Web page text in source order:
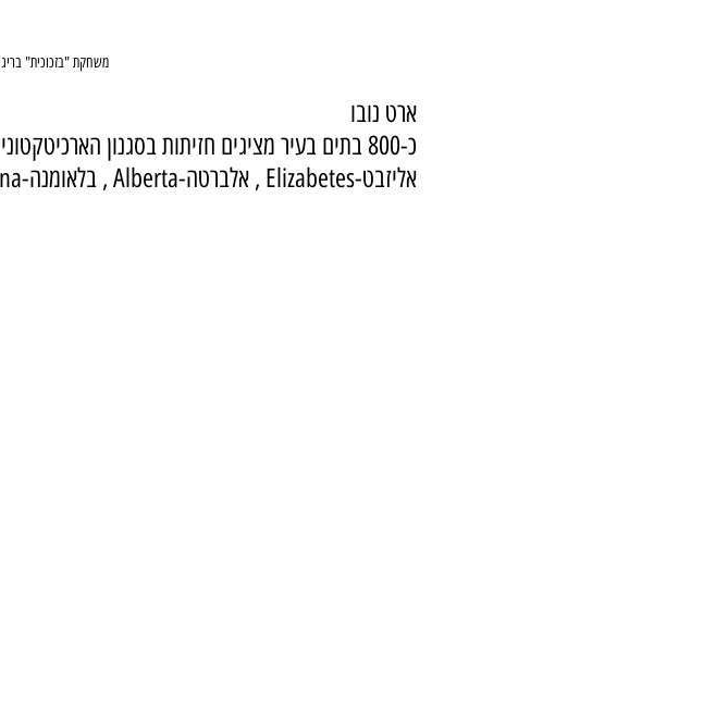
משחקת "בזכוכית"
ארט נובו
כ-800 בתים בעיר מציגים חזיתות בסגנון
אליזבט-Elizabetes , אלברטה-Alberta , בלאומנה-Blaumana.